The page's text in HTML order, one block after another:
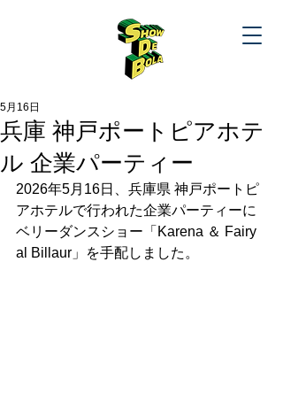
兵庫 神戸ポートピアホテ
ル 企業パーティー
5月16日
2026年5月16日、兵庫県 神戸ポートピ
アホテルで行われた企業パーティーに
ベリーダンスショー「Karena ＆ Fairy
al Billaur」を手配しました。